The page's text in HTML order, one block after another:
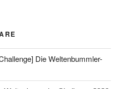
Die Weltenbummler-